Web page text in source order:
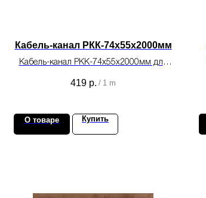
Кабель-канал РКК-74х55х2000мм
Кабель-канал РКК-74х55х2000мм для
419 р. / 1 m
О товаре Купить